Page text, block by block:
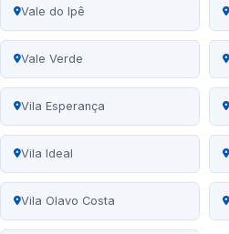
Vale do Ipê
Vale Verde
Vila Esperança
Vila Ideal
Vila Olavo Costa